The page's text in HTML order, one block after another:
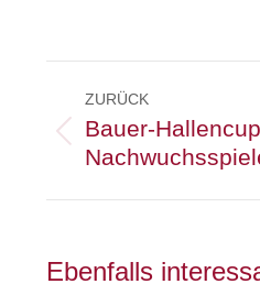
ZURÜCK
Vorheriger
Beitrag:
Bauer-
Ebenfalls